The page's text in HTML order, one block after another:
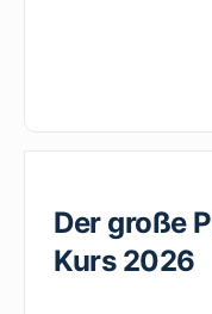
Der große
Kurs 2026